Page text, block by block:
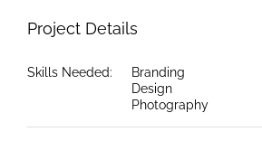
Project Details
Skills Needed:
Branding
Design
Photography